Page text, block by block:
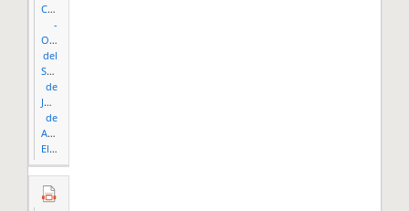
Compendio
-
Opiniones
del
Secretario
de
Justicia
de
Asuntos
Electorales.pdf